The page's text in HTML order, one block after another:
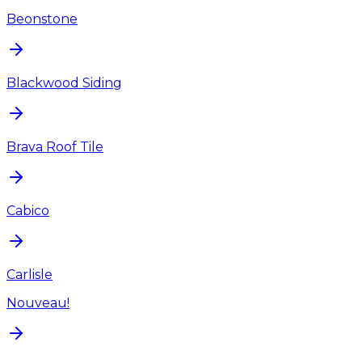
Beonstone
Blackwood Siding
Brava Roof Tile
Cabico
Carlisle
Nouveau!